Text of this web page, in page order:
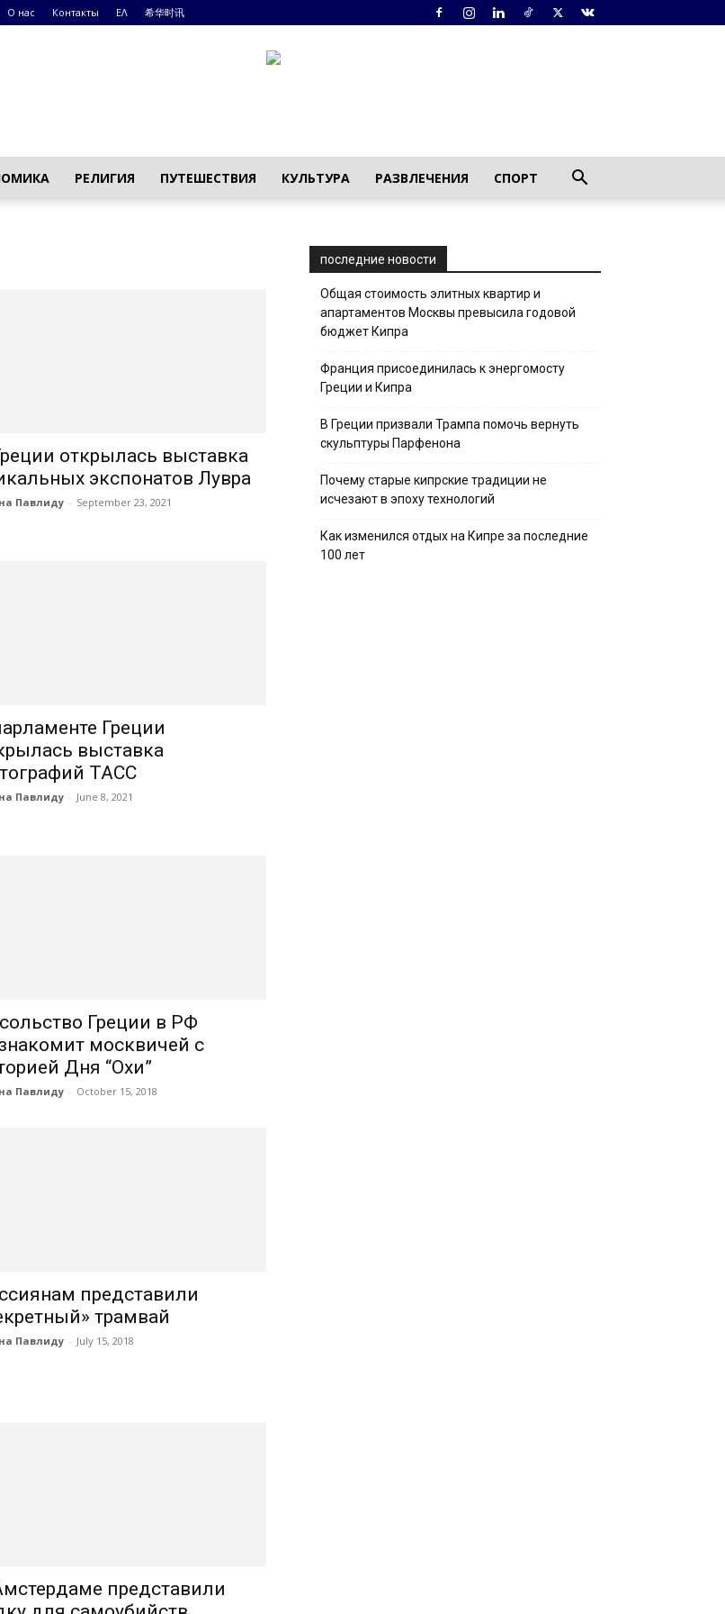
О нас Контакты ΕΛ 希华时讯
РЕЛИГИЯ ПУТЕШЕСТВИЯ КУЛЬТУРА РАЗВЛЕЧЕНИЯ СПОРТ
открылась выставка
экспонатов Лувра
Павлиду - September 23, 2021
Греции
выставка
ТАСС
Павлиду - June 8, 2021
Греции в РФ
москвичей с
Дня “Охи”
Павлиду - October 15, 2018
представили
трамвай
Павлиду - July 15, 2018
представили
последние новости
Общая стоимость элитных квартир и
апартаментов Москвы превысила годовой
бюджет Кипра
Франция присоединилась к энергомосту
Греции и Кипра
В Греции призвали Трампа помочь вернуть
скульптуры Парфенона
Почему старые кипрские традиции не
исчезают в эпоху технологий
Как изменился отдых на Кипре за последние
100 лет